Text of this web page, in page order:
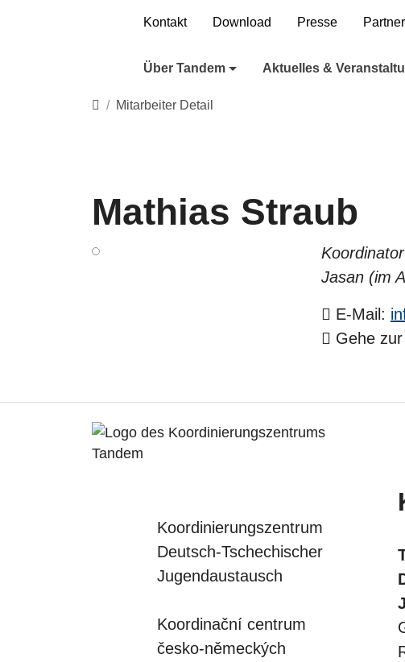
Kontakt Download Presse
Über Tandem Aktuelles &
Startseite
Mitarbeiter Detail
Mathias Straub
Jasan (im
E-Mail:
Gehe
Koordinierungszentrum
Deutsch-Tschechischer
Jugendaustausch
Koordinační centrum
česko-německých